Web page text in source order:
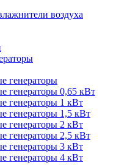
воздуха
генераторы
генераторы 0,65 кВт
генераторы 1 кВт
генераторы 1,5 кВт
генераторы 2 кВт
генераторы 2,5 кВт
генераторы 3 кВт
генераторы 4 кВт